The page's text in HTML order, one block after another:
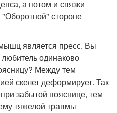
а потом и связки
стороне
является пресс. Вы
одинаково
Между тем
скелет деформирует. Так
забытой пояснице, тем
тяжелой травмы